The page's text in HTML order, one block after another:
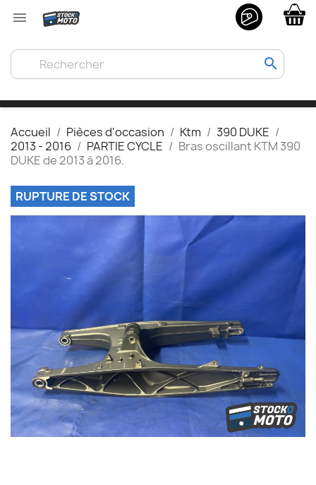

search
Accueil Pièces d'occasion Ktm
390 DUKE
2013 - 2016
PARTIE CYCLE
Bras oscillant KTM 390
DUKE de 2013 à 2016.
RUPTURE DE STOCK